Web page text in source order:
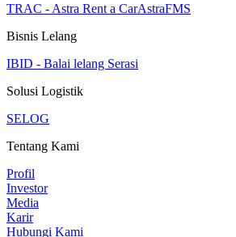
TRAC - Astra Rent a CarAstraFMS
Bisnis Lelang
IBID - Balai lelang Serasi
Solusi Logistik
SELOG
Tentang Kami
Profil
Investor
Media
Karir
Hubungi Kami